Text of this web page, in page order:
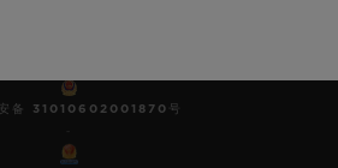
安备 31010602001870号